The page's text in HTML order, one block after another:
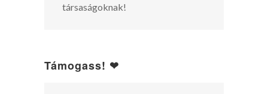
társaságoknak!
Támogass! ❤